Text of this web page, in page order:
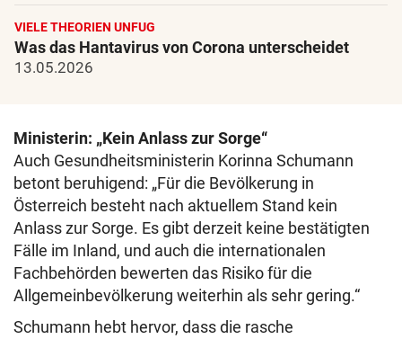
VIELE THEORIEN UNFUG
Was das Hantavirus von Corona unterscheidet
13.05.2026
Ministerin: „Kein Anlass zur Sorge“
Auch Gesundheitsministerin Korinna Schumann
betont beruhigend: „Für die Bevölkerung in
Österreich besteht nach aktuellem Stand kein
Anlass zur Sorge. Es gibt derzeit keine bestätigten
Fälle im Inland, und auch die internationalen
Fachbehörden bewerten das Risiko für die
Allgemeinbevölkerung weiterhin als sehr gering.“
Schumann hebt hervor, dass die rasche